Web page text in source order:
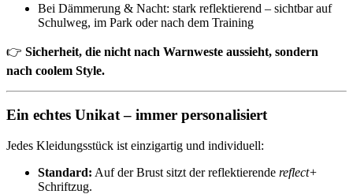
Bei Dämmerung & Nacht: stark reflektierend – sichtbar auf
Schulweg, im Park oder nach dem Training
👉 Sicherheit, die nicht nach Warnweste aussieht, sondern
nach coolem Style.
Ein echtes Unikat – immer personalisiert
Jedes Kleidungsstück ist einzigartig und individuell:
Standard: Auf der Brust sitzt der reflektierende reflect+
Schriftzug.